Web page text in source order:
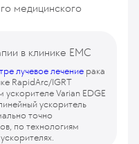
медицинского
в клинике ЕМС
лучевое лечение рака
RapidArc/IGRT
Varian EDGE
ускоритель
точно
по технологиям